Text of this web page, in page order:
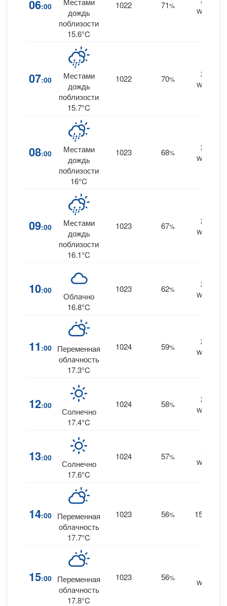
06:00
дождь
поблизости
15.6°C
1022 71%
WNW
07:00
Местами
дождь
поблизости
15.7°C
1022 70%
22
WNW
08:00
Местами
дождь
поблизости
16°C
1023 68%
23
WNW
09:00
Местами
дождь
поблизости
16.1°C
1023 67%
22
WNW
10:00
Облачно
16.8°C
1023 62%
20
WNW
11 :00
Переменная
облачность
17.3°C
1024 59%
23
WNW
12:00
Солнечно
17.4°C
1024 58%
20
WNW
13:00
Солнечно
17.6°C
1024 57%
17
WNW
14:00
Переменная
облачность
17.7°C
1023 56% 15
15:00
Переменная
облачность
17.8°C
1023 56%
13
WNW